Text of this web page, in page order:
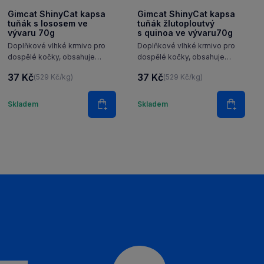
Gimcat ShinyCat kapsa
tuňák s lososem ve
vývaru 70g
Doplňkové vlhké krmivo pro
dospělé kočky, obsahuje
a lososa ve varném vývaru pro
podporu správné hydratace.
Tato kapsička splňuje
37 Kč(529 Kč/kg)
Skladem
Množství
Do košíku
Gimcat ShinyCat kapsa
tuňák žlutoploutvý
s quinoa ve vývaru70g
Doplňkové vlhké krmivo pro
dospělé kočky, obsahuje
žlutoploutvého a quinoa ve
varném vývaru pro podporu
správné hydratace. Tato
kapsička splňuje každodenní
37 Kč(529 Kč/kg)
Skladem
Množství
Do